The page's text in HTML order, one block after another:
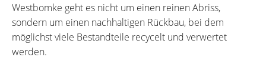
Westbomke geht es nicht um einen reinen Abriss,
sondern um einen nachhaltigen Rückbau, bei dem
möglichst viele Bestandteile recycelt und verwertet
werden.